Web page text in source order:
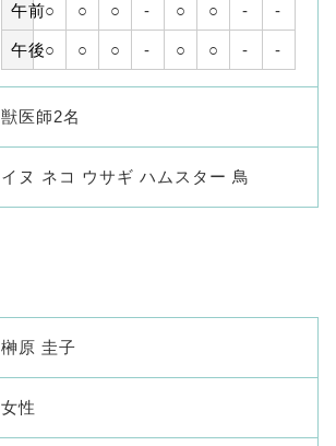
午前○ ○ ○ - ○ ○ - -
午後○ ○ ○ - ○ ○ - -
獣医師2名
イヌ ネコ ウサギ ハムスター 鳥
榊原 圭子
女性